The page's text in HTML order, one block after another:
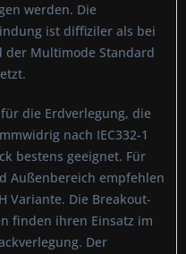
werden. Die
ist diffiziler als bei
der Multimode Standard
für die Erdverlegung, die
nach IEC332-1
bestens geeignet. Für
Außenbereich empfehlen
Variante. Die Breakout-
finden ihren Einsatz im
Der